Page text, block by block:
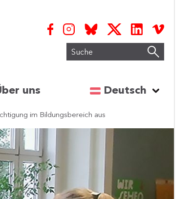
Suche
uns Sprache
Deutsch
im Bildungsbereich aus